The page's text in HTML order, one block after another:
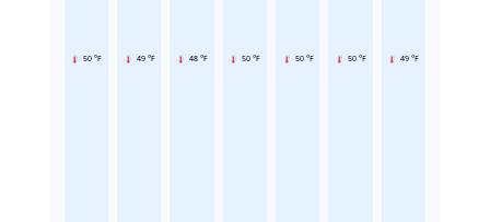
50 °F 49 °F 48 °F 50 °F 50 °F 50 °F 49 °F